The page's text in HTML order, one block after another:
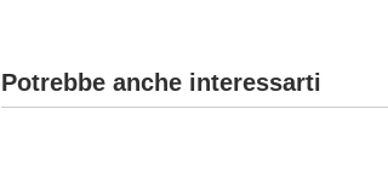
Potrebbe anche interessarti